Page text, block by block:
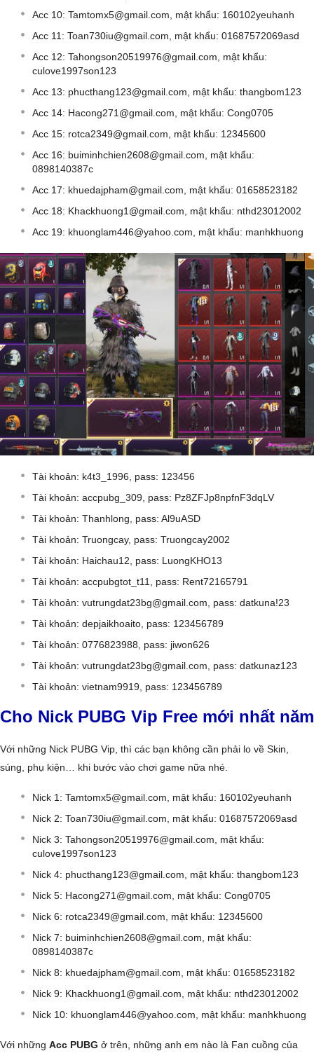
Acc 10: Tamtomx5@gmail.com , mật khẩu: 160102yeuhanh
Acc 11: Toan730iu@gmail.com , mật khẩu: 01687572069asd
Acc 12: Tahongson20519976@gmail.com , mật khẩu:
culove1997son123
Acc 13: phucthang123@gmail.com , mật khẩu: thangbom123
Acc 14: Hacong271@gmail.com , mật khẩu: Cong0705
Acc 15: rotca2349@gmail.com , mật khẩu: 12345600
Acc 16: buiminhchien2608@gmail.com , mật khẩu:
0898140387c
Acc 17: khuedajpham@gmail.com , mật khẩu: 01658523182
Acc 18: Khackhuong1@gmail.com , mật khẩu: nthd23012002
Acc 19: khuonglam446@yahoo.com , mật khẩu: manhkhuong
Tài khoản: k4t3_1996, pass: 123456
Tài khoản: accpubg_309, pass: Pz8ZFJp8npfnF3dqLV
Tài khoản: Thanhlong, pass: Al9uASD
Tài khoản: Truongcay, pass: Truongcay2002
Tài khoản: Haichau12, pass: LuongKHO13
Tài khoản: accpubgtot_t11, pass: Rent72165791
Tài khoản: vutrungdat23bg@gmail.com , pass: datkuna!23
Tài khoản: depjaikhoaito, pass: 123456789
Tài khoản: 0776823988, pass: jiwon626
Tài khoản: vutrungdat23bg@gmail.com , pass: datkunaz123
Tài khoản: vietnam9919, pass: 123456789
Cho Nick PUBG Vip Free mới nhất năm
Với những Nick PUBG Vip, thì các bạn không cần phải lo về Skin,
súng, phụ kiện… khi bước vào chơi game nữa nhé.
Nick 1: Tamtomx5@gmail.com , mật khẩu: 160102yeuhanh
Nick 2: Toan730iu@gmail.com , mật khẩu: 01687572069asd
Nick 3: Tahongson20519976@gmail.com , mật khẩu:
culove1997son123
Nick 4: phucthang123@gmail.com , mật khẩu: thangbom123
Nick 5: Hacong271@gmail.com , mật khẩu: Cong0705
Nick 6: rotca2349@gmail.com , mật khẩu: 12345600
Nick 7: buiminhchien2608@gmail.com , mật khẩu:
0898140387c
Nick 8: khuedajpham@gmail.com , mật khẩu: 01658523182
Nick 9: Khackhuong1@gmail.com , mật khẩu: nthd23012002
Nick 10: khuonglam446@yahoo.com , mật khẩu: manhkhuong
Với những Acc PUBG ở trên, những anh em nào là Fan cuồng của